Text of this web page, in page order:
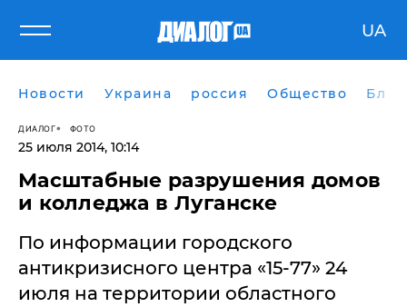
UA
Новости Украина россия Общество
ДИАЛОГ ФОТО
25 июля 2014, 10:14
Масштабные разрушения домов
и колледжа в Луганске
По информации городского
антикризисного центра «15-77» 24
июля на территории областного